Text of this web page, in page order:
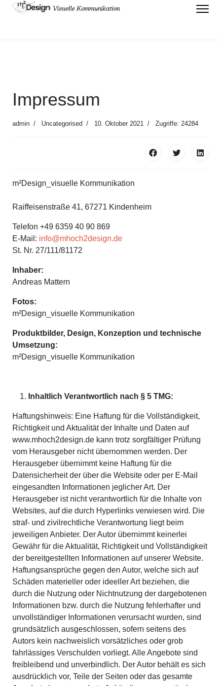
Impressum
admin Uncategorised 10. Oktober 2021 Zugriffe: 24284
m²Design_visuelle Kommunikation
Raiffeisenstraße 41, 67271 Kindenheim
Telefon +49 6359 40 90 869
E-Mail: info@mhoch2design.de
St. Nr. 27/111/81172
Inhaber:
Andreas Mattern
Fotos:
m²Design_visuelle Kommunikation
Produktbilder, Design, Konzeption und technische
Umsetzung:
m²Design_visuelle Kommunikation
Inhaltlich Verantwortlich nach § 5 TMG:
Haftungshinweis: Eine Haftung für die Vollständigkeit,
Richtigkeit und Aktualität der Inhalte und Daten auf
www.mhoch2design.de kann trotz sorgfältiger Prüfung
vom Herausgeber nicht übernommen werden. Der
Herausgeber übernimmt keine Haftung für die
Datensicherheit der über die Website oder per E-Mail
eingesandten Informationen jeglicher Art. Der
Herausgeber ist nicht verantwortlich für die Inhalte von
Websites, auf die durch Hyperlinks verwiesen wird. Die
straf- und zivilrechtliche Verantwortung liegt beim
jeweiligen Anbieter. Der Autor übernimmt keinerlei
Gewähr für die Aktualität, Richtigkeit und Vollständigkeit
der bereitgestellten Informationen auf unserer Website.
Haftungsansprüche gegen den Autor, welche sich auf
Schäden materieller oder ideeller Art beziehen, die
durch die Nutzung oder Nichtnutzung der dargebotenen
Informationen bzw. durch die Nutzung fehlerhafter und
unvollständiger Informationen verursacht wurden, sind
grundsätzlich ausgeschlossen, sofern seitens des
Autors kein nachweislich vorsätzliches oder grob
fahrlässiges Verschulden vorliegt. Alle Angebote sind
freibleibend und unverbindlich. Der Autor behält es sich
ausdrücklich vor, Teile der Seiten oder das gesamte